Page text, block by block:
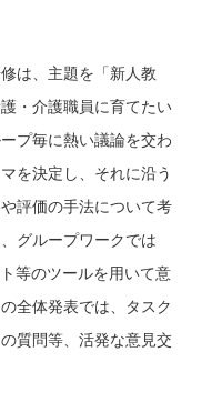
は、主題を「新人教
・介護職員に育てたい
プ毎に熱い議論を交わ
を決定し、それに沿う
評価の手法について考
グループワークでは
等のツールを用いて意
全体発表では、タスク
質問等、活発な意見交